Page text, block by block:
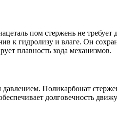
пом стержень не
к гидролизу и влаге. Он
плавность хода механизмов.
Поликарбонат
долговечность